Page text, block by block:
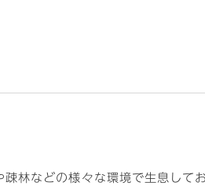
林などの様々な環境で生息し